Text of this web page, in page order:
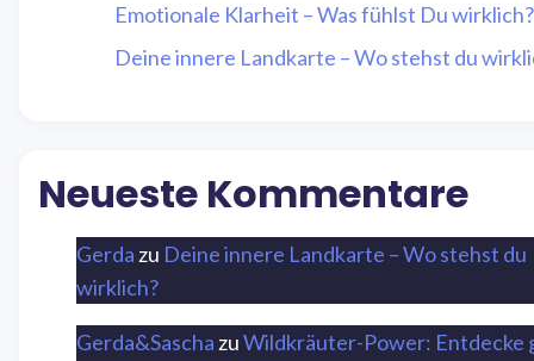
Emotionale Klarheit – Was fühlst Du wirklich?
Deine innere Landkarte – Wo stehst du
Neueste Kommentare
Gerda zu Deine innere Landkarte – Wo stehst du
wirklich?
Gerda&Sascha zuWildkräuter-Power: Entdecke